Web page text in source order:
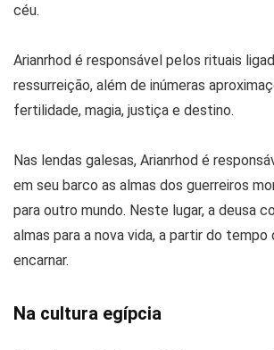
céu.
Arianrhod é responsável pelos rituais
ressurreição, além de inúmeras
fertilidade, magia, justiça e destino.
Nas lendas galesas, Arianrhod é
em seu barco as almas dos guerreiros
para outro mundo. Neste lugar, a deusa
almas para a nova vida, a partir do tempo
encarnar.
Na cultura egípcia